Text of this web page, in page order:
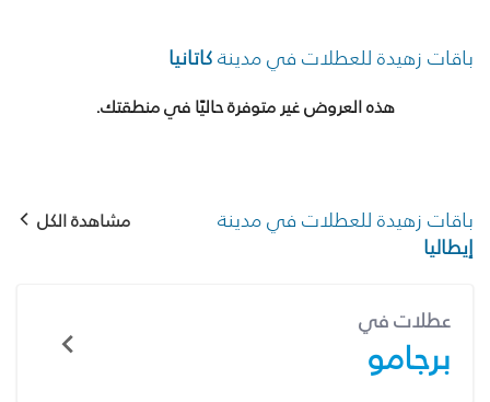
باقات زهيدة للعطلات في مدينةكاتانيا
هذه العروض غير متوفرة حاليًا في منطقتك.
باقات زهيدة للعطلات في مدينة
إيطاليا
مشاهدة الكل
عطلات في
برجامو